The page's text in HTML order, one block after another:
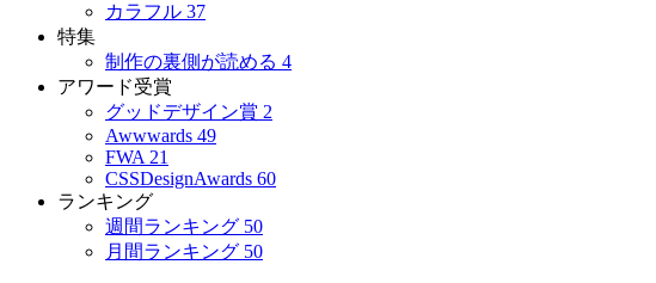
カラフル 37
特集
制作の裏側が読める 4
アワード受賞
グッドデザイン賞 2
Awwwards 49
FWA 21
CSSDesignAwards 60
ランキング
週間ランキング 50
月間ランキング 50